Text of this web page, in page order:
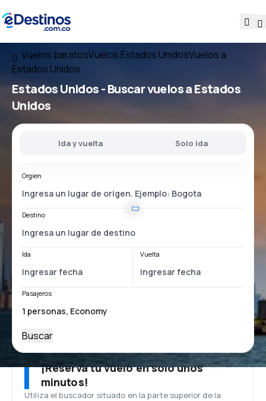
Vuelos baratosVuelos Estados UnidosVuelos a
Estados Unidos
Estados Unidos - Buscar vuelos a Estados
Unidos
Ida y vuelta Solo ida
Orgien
Destino
Ida Vuelta
Pasajeros
Buscar
¡Reserva tu vuelo en solo unos
minutos!
Utiliza el buscador situado en la parte superior de la